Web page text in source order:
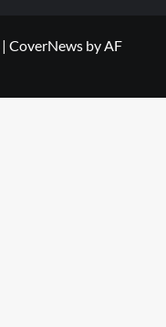
| CoverNews by AF